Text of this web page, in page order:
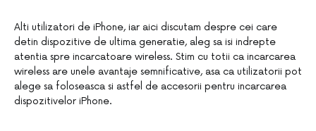
Alti utilizatori de iPhone, iar aici discutam despre cei care
detin dispozitive de ultima generatie, aleg sa isi indrepte
atentia spre incarcatoare wireless. Stim cu totii ca incarcarea
wireless are unele avantaje semnificative, asa ca utilizatorii pot
alege sa foloseasca si astfel de accesorii pentru incarcarea
dispozitivelor iPhone.